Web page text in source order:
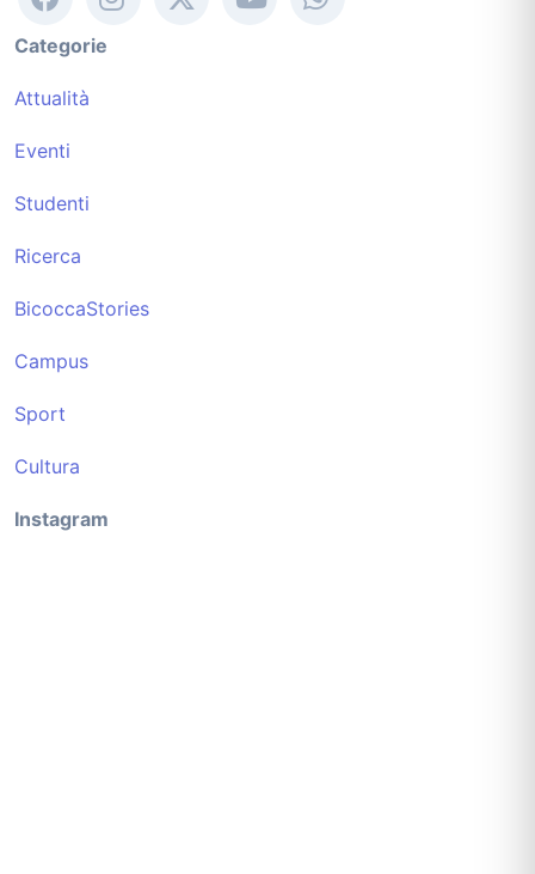
Categorie
Attualità
Eventi
Studenti
Ricerca
BicoccaStories
Campus
Sport
Cultura
Instagram